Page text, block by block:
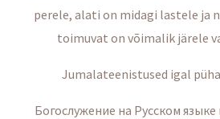
perele, alati on midagi lastele ja
toimuvat on võimalik järele
Jumalateenistused igal
Богослужение на Русском